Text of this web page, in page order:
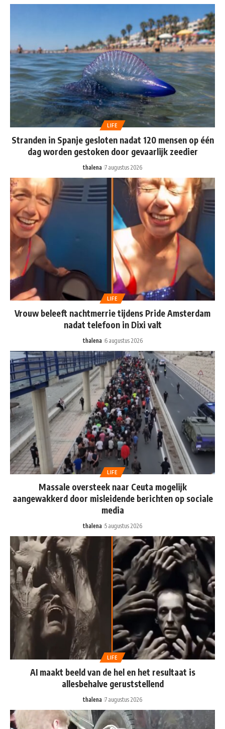
LIFE
Stranden in Spanje gesloten nadat 120 mensen op één
dag worden gestoken door gevaarlijk zeedier
thalena 7 augustus 2026
LIFE
Vrouw beleeft nachtmerrie tijdens Pride Amsterdam
nadat telefoon in Dixi valt
thalena 6 augustus 2026
LIFE
Massale oversteek naar Ceuta mogelijk
aangewakkerd door misleidende berichten op sociale
media
thalena 5 augustus 2026
LIFE
AI maakt beeld van de hel en het resultaat is
allesbehalve geruststellend
thalena 7 augustus 2026